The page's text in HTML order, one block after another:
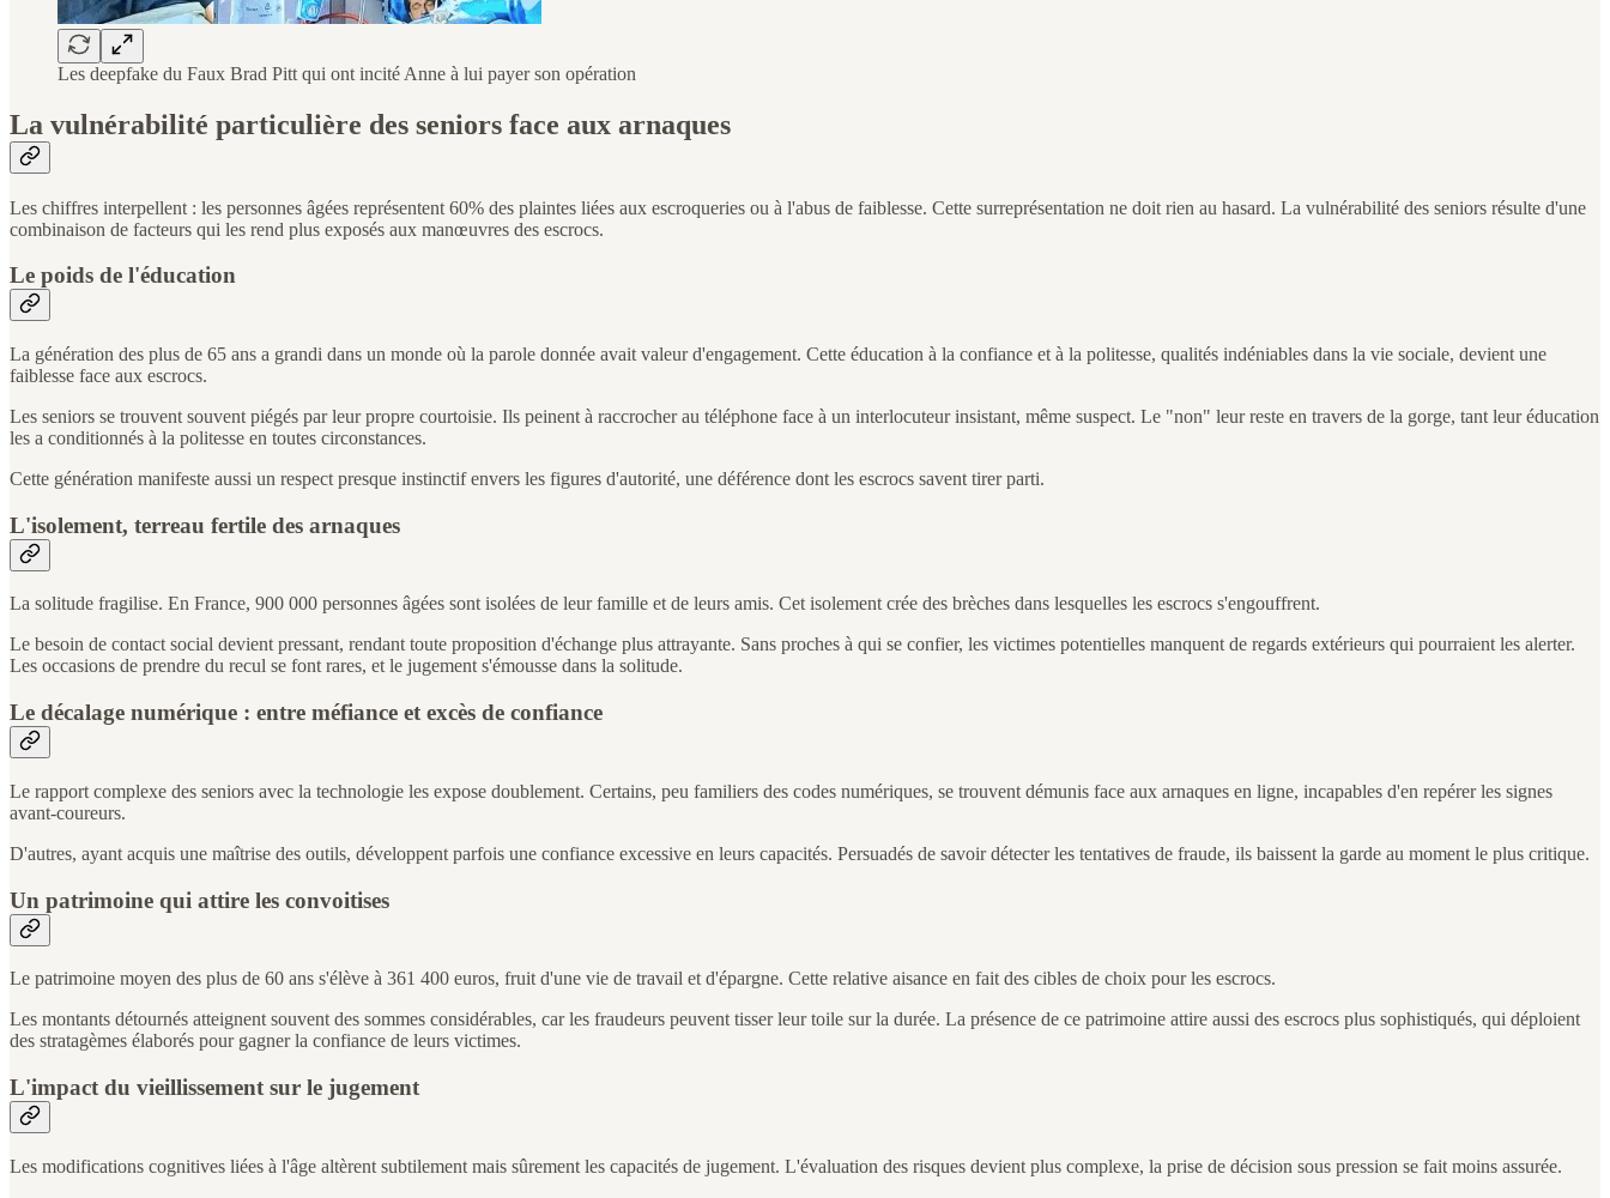
Les deepfake du Faux Brad Pitt qui ont incité Anne à lui payer son opération
La vulnérabilité particulière des seniors face aux arnaques
Les chiffres interpellent : les personnes âgées représentent 60% des plaintes liées aux escroqueries ou à l'abus de faiblesse. Cette surreprésentation ne doit rien au hasard. La vulnérabilité des seniors résulte d'une
combinaison de facteurs qui les rend plus exposés aux manœuvres des escrocs.
Le poids de l'éducation
La génération des plus de 65 ans a grandi dans un monde où la parole donnée avait valeur d'engagement. Cette éducation à la confiance et à la politesse, qualités indéniables dans la vie sociale, devient une
faiblesse face aux escrocs.
Les seniors se trouvent souvent piégés par leur propre courtoisie. Ils peinent à raccrocher au téléphone face à un interlocuteur insistant, même suspect. Le "non" leur reste en travers de la gorge, tant leur éducation
les a conditionnés à la politesse en toutes circonstances.
Cette génération manifeste aussi un respect presque instinctif envers les figures d'autorité, une déférence dont les escrocs savent tirer parti.
L'isolement, terreau fertile des arnaques
La solitude fragilise. En France, 900 000 personnes âgées sont isolées de leur famille et de leurs amis. Cet isolement crée des brèches dans lesquelles les escrocs s'engouffrent.
Le besoin de contact social devient pressant, rendant toute proposition d'échange plus attrayante. Sans proches à qui se confier, les victimes potentielles manquent de regards extérieurs qui pourraient les alerter.
Les occasions de prendre du recul se font rares, et le jugement s'émousse dans la solitude.
Le décalage numérique : entre méfiance et excès de confiance
Le rapport complexe des seniors avec la technologie les expose doublement. Certains, peu familiers des codes numériques, se trouvent démunis face aux arnaques en ligne, incapables d'en repérer les signes
avant-coureurs.
D'autres, ayant acquis une maîtrise des outils, développent parfois une confiance excessive en leurs capacités. Persuadés de savoir détecter les tentatives de fraude, ils baissent la garde au moment le plus critique.
Un patrimoine qui attire les convoitises
Le patrimoine moyen des plus de 60 ans s'élève à 361 400 euros, fruit d'une vie de travail et d'épargne. Cette relative aisance en fait des cibles de choix pour les escrocs.
Les montants détournés atteignent souvent des sommes considérables, car les fraudeurs peuvent tisser leur toile sur la durée. La présence de ce patrimoine attire aussi des escrocs plus sophistiqués, qui déploient
des stratagèmes élaborés pour gagner la confiance de leurs victimes.
L'impact du vieillissement sur le jugement
Les modifications cognitives liées à l'âge altèrent subtilement mais sûrement les capacités de jugement. L'évaluation des risques devient plus complexe, la prise de décision sous pression se fait moins assurée.